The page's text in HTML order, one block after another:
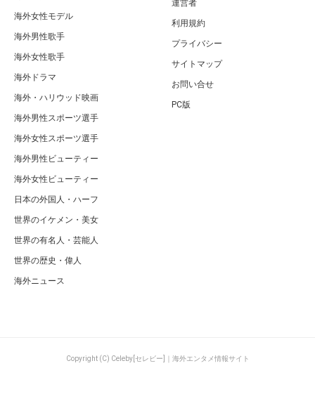
海外女性モデル
海外男性歌手
海外女性歌手
海外ドラマ
海外・ハリウッド映画
海外男性スポーツ選手
海外女性スポーツ選手
海外男性ビューティー
海外女性ビューティー
日本の外国人・ハーフ
世界のイケメン・美女
世界の有名人・芸能人
世界の歴史・偉人
海外ニュース
運営者
利用規約
プライバシー
サイトマップ
お問い合せ
PC版
Copyright (C) Celeby[セレビー]｜海外エンタメ情報サイト